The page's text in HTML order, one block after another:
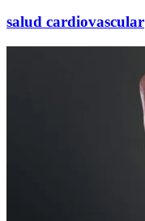
salud cardiovascular